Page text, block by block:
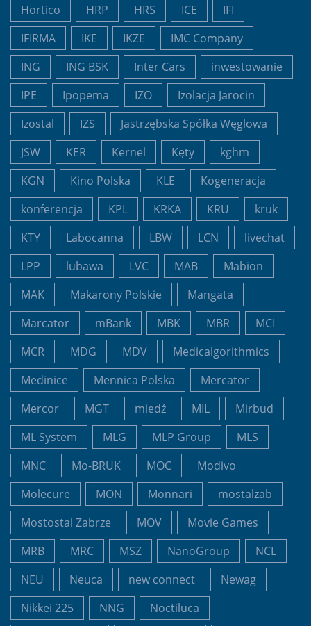
Hortico HRP HRS ICE
IFI
IFIRMA
IKE IKZE
IMC Company
ING
ING BSK Inter Cars
inwestowanie
IPE
Ipopema IZO
Izolacja Jarocin
Izostal
IZS
Jastrzębska Spółka Węglowa
JSW
KER Kernel Kęty
kghm
KGN
Kino Polska KLE
Kogeneracja
konferencja
KPL KRKA KRU
kruk
KTY
Labocanna LBW LCN
livechat
LPP
lubawa LVC MAB
Mabion
MAK
Makarony Polskie
Mangata
Marcator
mBank MBK MBR
MCI
MCR
MDG MDV
Medicalgorithmics
Medinice
Mennica Polska
Mercator
Mercor
MGT miedź MIL
Mirbud
ML System
MLG MLP Group
MLS
MNC
Mo-BRUK MOC
Modivo
Molecure
MON Monnari
mostalzab
Mostostal Zabrze
MOV
Movie Games
MRB
MRC MSZ NanoGroup
NCL
NEU
Neuca new connect
Newag
Nikkei 225
NNG
Noctiluca